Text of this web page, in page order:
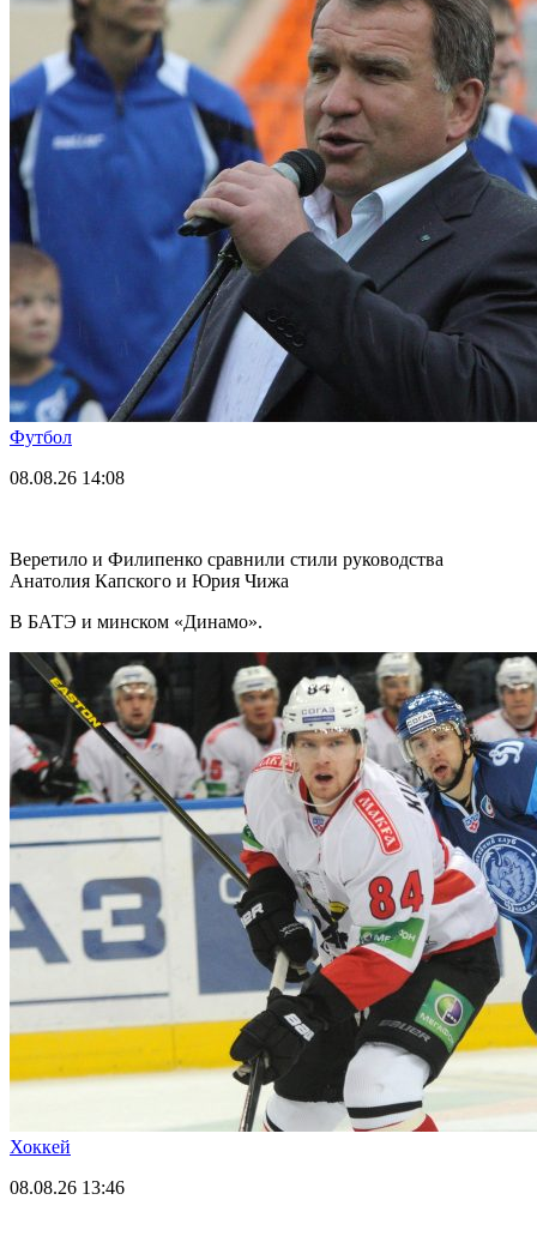
Футбол
08.08.26 14:08
Веретило и Филипенко сравнили стили руководства
Анатолия Капского и Юрия Чижа
В БАТЭ и минском «Динамо».
Хоккей
08.08.26 13:46